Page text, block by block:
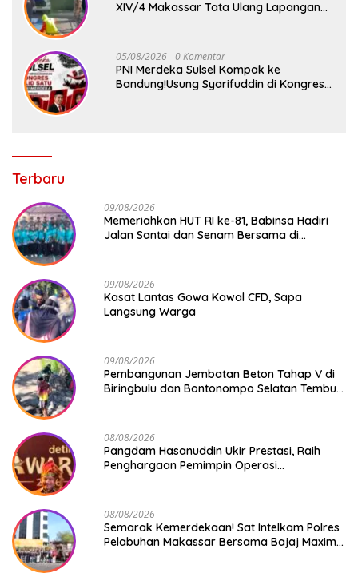
XIV/4 Makassar Tata Ulang Lapangan
05/08/2026 0 Komentar
PNI Merdeka Sulsel Kompak ke
Bandung!Usung Syarifuddin di Kongres
Terbaru
09/08/2026
Memeriahkan HUT RI ke-81, Babinsa Hadiri
Jalan Santai dan Senam Bersama di
09/08/2026
Kasat Lantas Gowa Kawal CFD, Sapa
Langsung Warga
09/08/2026
Pembangunan Jembatan Beton Tahap V di
Biringbulu dan Bontonompo Selatan Tembus
08/08/2026
Pangdam Hasanuddin Ukir Prestasi, Raih
Penghargaan Pemimpin Operasi
08/08/2026
Semarak Kemerdekaan! Sat Intelkam Polres
Pelabuhan Makassar Bersama Bajaj Maxim